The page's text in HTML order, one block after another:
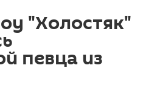
"Холостяк"
певца из